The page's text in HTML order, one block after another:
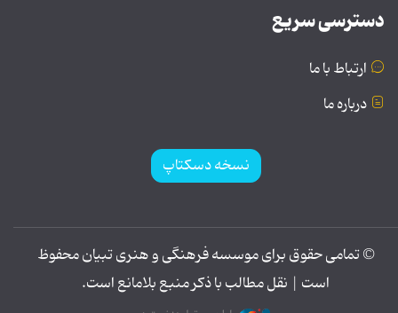
دسترسی سریع
ارتباط با ما
درباره ما
نسخه دسکتاپ
© تمامی حقوق برای موسسه فرهنگی و هنری تبیان محفوظ
است | نقل مطالب با ذکر منبع بلامانع است.